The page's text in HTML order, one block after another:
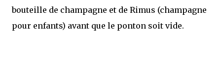
bouteille de champagne et de Rimus (champagne
pour enfants) avant que le ponton soit vide.